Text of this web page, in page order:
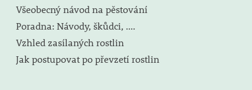
Všeobecný návod na pěstování
Poradna: Návody, škůdci, ....
Vzhled zasílaných rostlin
Jak postupovat po převzetí rostlin